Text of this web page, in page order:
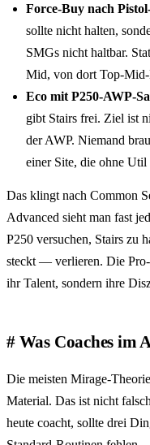
Force-Buy nach
sollte nicht halten,
SMGs nicht haltbar.
Mid, von dort Top-
Eco mit P250-AWP-
gibt Stairs frei. Ziel ist
der AWP. Niemand
einer Site, die ohne
Das klingt nach Common
Advanced sieht man fast
P250 versuchen, Stairs zu
steckt — verlieren. Die
ihr Talent, sondern ihre
Was Coaches im
Die meisten Mirage-
Material. Das ist nicht
heute coacht, sollte drei